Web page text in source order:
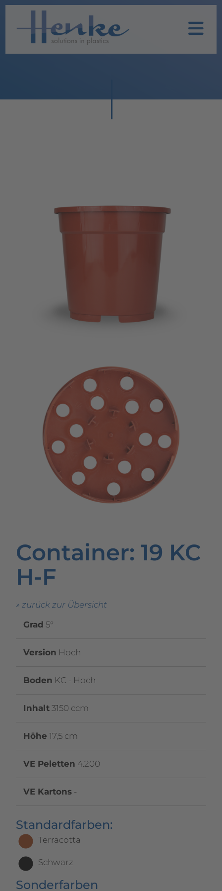
Home
Leistungen
Imagevideo
Container: 19 KC
H-F
» zurück zur Übersicht
Grad 5°
Version Hoch
Boden KC - Hoch
Inhalt 3150 ccm
Höhe 17,5 cm
VE Peletten 4.200
VE Kartons -
Standardfarben:
Terracotta
Schwarz
Sonderfarben